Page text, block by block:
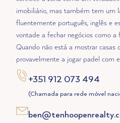
imobiliário, mas também tem um
fluentemente português, inglês e
vontade a fechar negócios como a
Quando não está a mostrar casas
provavelmente a jogar padel com
+351 912 073 494
(Chamada para rede móvel